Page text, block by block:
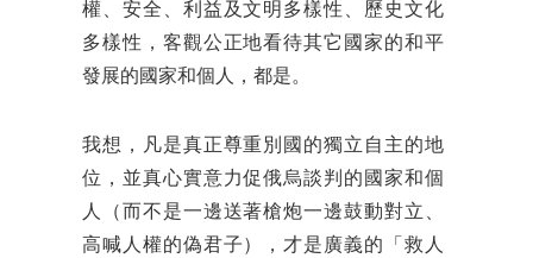
權、安全、利益及文明多樣性、歷史文化
多樣性，客觀公正地看待其它國家的和平
發展的國家和個人，都是。
我想，凡是真正尊重別國的獨立自主的地
位，並真心實意力促俄烏談判的國家和個
人（而不是一邊送著槍炮一邊鼓動對立、
高喊人權的偽君子），才是廣義的「救人